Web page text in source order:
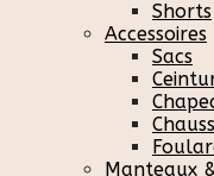
Shorts
Accessoires
Sacs
Manteaux